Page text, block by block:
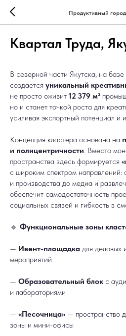
Продуктивный
Квартал Труда,
В северной части Якутска, на
создается уникальный
не просто оживит 12 379 м²
но и станет точкой роста для
усиливая экспортный потенциал и
Концепция кластера основана на
и полицентричности. Вместо
пространства здесь формируется
с широким спектром направлений:
и производства до медиа и
обеспечит самодостаточность
социальных связей и гибкость в
🔹 Функциональные зоны
— Ивент-площадка для деловых
мероприятий
— Образовательный блок с
и лабораториями
— «Песочница» — пространство
зоны и мини-офисы